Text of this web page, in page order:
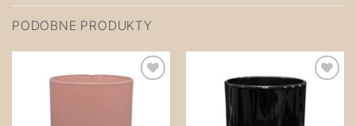
PODOBNE PRODUKTY